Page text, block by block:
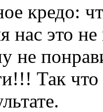
кредо:
нас это
не
Так